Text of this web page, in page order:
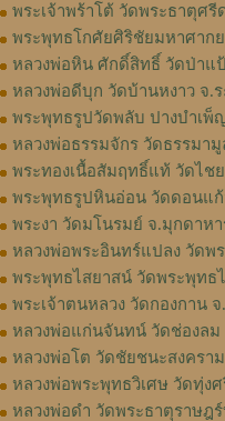
พระเจ้าพร้าโต้ วัดพระธาตุศ
พระพุทธโกศัยศิริชัยมหาศาก
หลวงพ่อหิน ศักดิ์สิทธิ์ วัดป่าแ
หลวงพ่อดีบุก วัดบ้านหงาว จ.
พระพุทธรูปวัดพลับ ปางบำเพ็
หลวงพ่อธรรมจักร วัดธรรมา
พระทองเนื้อสัมฤทธิ์แท้ วัดไช
พระพุทธรูปหินอ่อน วัดดอนแก้
พระงา วัดมโนรมย์ จ.มุกดาหา
หลวงพ่อพระอินทร์แปลง วัดพ
พระพุทธไสยาสน์ วัดพระพุทธ
พระเจ้าตนหลวง วัดกองกาน จ
หลวงพ่อแก่นจันทน์ วัดช่องลม
หลวงพ่อโต วัดชัยชนะสงครา
หลวงพ่อพระพุทธวิเศษ วัดทุ่ง
หลวงพ่อดำ วัดพระธาตุราษฎ